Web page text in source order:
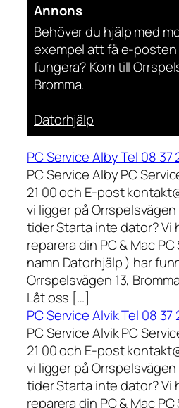
Annons
Behöver du hjälp med
exempel att få e-
fungera? Kom till
Bromma.
Datorhjälp
PC Service Alby Tel 08 37
PC Service Alby PC
21 00 och E-post
vi ligger på
tider Starta inte dator? Vi
reparera din PC & Mac
namn Datorhjälp ) har
Orrspelsvägen 13,
Låt oss […]
PC Service Alvik Tel 08 37
PC Service Alvik PC
21 00 och E-post
vi ligger på
tider Starta inte dator? Vi
reparera din PC & Mac